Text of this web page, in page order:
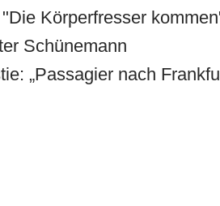
Körperfresser
Schünemann
„Passagier nach